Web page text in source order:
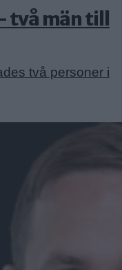
män till
två personer i